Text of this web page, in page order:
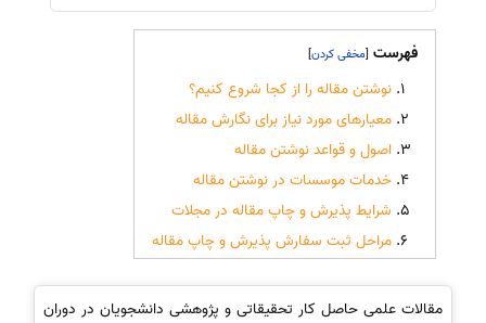
فهرست [
]
نوشتن مقاله را از کجا شروع کنیم؟
معیارهای مورد نیاز برای نگارش مقاله
اصول و قواعد نوشتن مقاله
خدمات موسسات در نوشتن مقاله
شرایط پذیرش و چاپ مقاله در مجلات
مراحل ثبت سفارش پذیرش و چاپ مقاله
مقالات علمی حاصل کار تحقیقاتی و پژوهشی دانشجویان در دوران